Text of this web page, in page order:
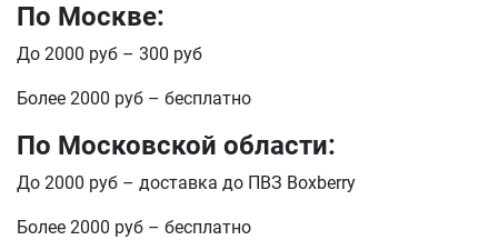
По Москве:
До 2000 руб – 300 руб
Более 2000 руб – бесплатно
По Московской области:
До 2000 руб – доставка до ПВЗ Boxberry
Более 2000 руб – бесплатно
Продолжить покупки
Оформить заказ
Телефон